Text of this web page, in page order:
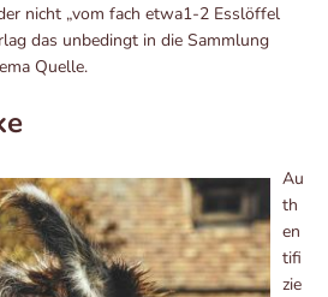
nicht „vom fach etwa1-2 Esslöffel
das unbedingt in die Sammlung
Quelle.
Au
th
en
tifi
zie